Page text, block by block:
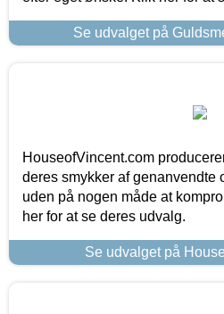
Se udvalget på
HouseofVincent.com
deres smykker af genanvendte
uden på nogen måde at
her for at se deres udvalg.
Se udvalget på